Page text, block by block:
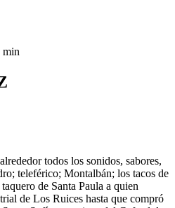
min
todos los sonidos, sabores,
teleférico; Montalbán; los tacos de
de Santa Paula a quien
de Los Ruices hasta que compró